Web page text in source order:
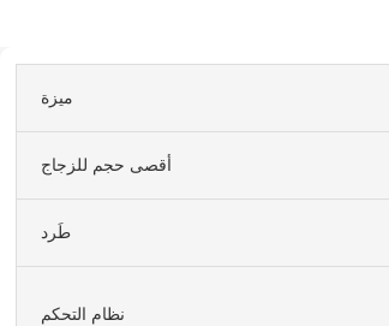
ميزة
أقصى حجم للزجاج
طَرد
نظام التحكم